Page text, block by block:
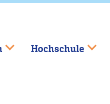
Hochschule